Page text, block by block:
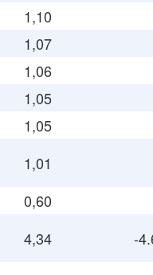
1,10
1,07
1,06
1,05
1,05
1,01
0,60
4,34 -